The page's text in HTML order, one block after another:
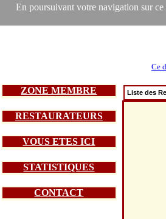
En poursuivant votre navigation sur ce
Ce
ZONE MEMBRE
RESTAURATEURS
VOUS ETES ICI
STATISTIQUES
CONTACT
Liste des